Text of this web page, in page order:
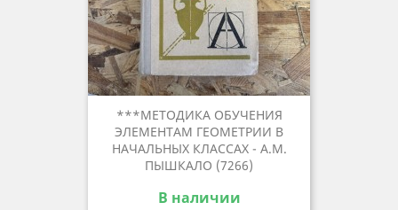
***МЕТОДИКА ОБУЧЕНИЯ
ЭЛЕМЕНТАМ ГЕОМЕТРИИ В
НАЧАЛЬНЫХ КЛАССАХ - А.М.
ПЫШКАЛО (7266)
В наличии